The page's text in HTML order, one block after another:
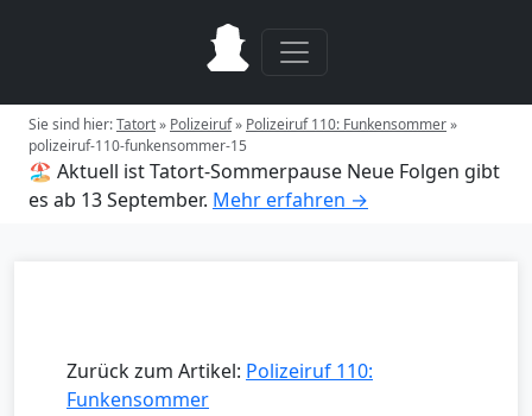
Sie sind hier:Tatort» Polizeiruf» Polizeiruf 110: Funkensommer»
polizeiruf-110-funkensommer-15
🏖️ Aktuell ist Tatort-Sommerpause Neue Folgen gibt
es ab 13 September. Mehr erfahren →
Zurück zum Artikel: Polizeiruf 110:
Funkensommer